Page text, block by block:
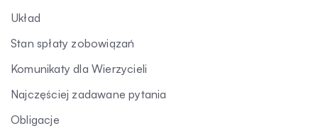
Układ
Stan spłaty zobowiązań
Komunikaty dla Wierzycieli
Najczęściej zadawane pytania
Obligacje